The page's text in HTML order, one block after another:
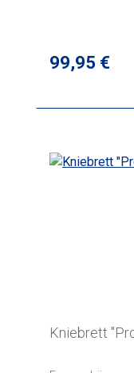
Regulärer
99,95 €
Kniebrett